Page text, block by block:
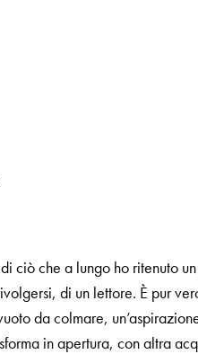
ciò che a lungo ho ritenuto
di un lettore. È pur
da colmare,
in apertura, con altra